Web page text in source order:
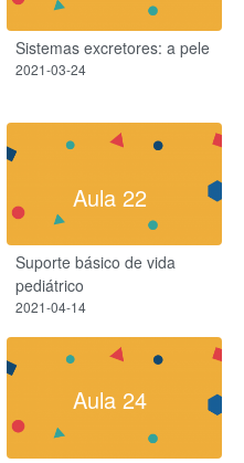
Sistemas excretores: a pele
2021-03-24
Aula 22
Suporte básico de vida
pediátrico
2021-04-14
Aula 24